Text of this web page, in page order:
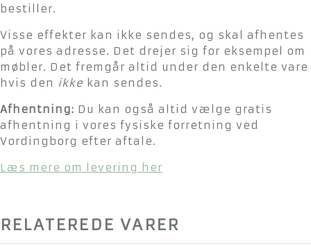
bestiller.
Visse effekter kan ikke sendes, og skal afhentes
på vores adresse. Det drejer sig for eksempel om
møbler. Det fremgår altid under den enkelte vare
hvis den ikke kan sendes.
Afhentning: Du kan også altid vælge gratis
afhentning i vores fysiske forretning ved
Vordingborg efter aftale.
Læs mere om levering her
RELATEREDE VARER